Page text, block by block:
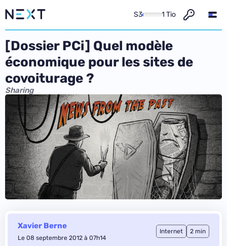
S3 1 Tio
[Dossier PCi] Quel modèle
économique pour les sites de
covoiturage ?
Sharing
Xavier Berne
Le 08 septembre 2012 à 07h14
Internet 2 min